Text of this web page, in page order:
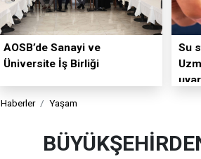
AOSB’de Sanayi ve
Üniversite İş Birliği
Su
Haberler Yaşam